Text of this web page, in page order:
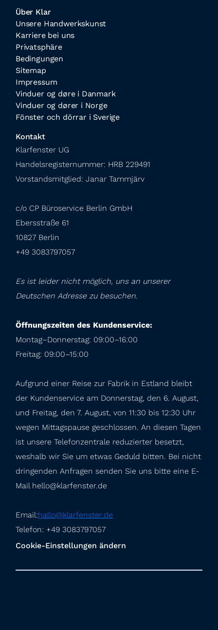
Über Klar
Unsere Handwerkskunst
Karriere bei uns
Privatsphäre
Bedingungen
Sitemap
Impressum
Vinduer og døre i Danmark
Vinduer og dører i Norge
Fönster och dörrar i Sverige
Kontakt
Klarfenster UG
Handelsregisternummer: HRB 229491
Vorstandsmitglied: Janar Tammjärv
c/o CP Büroservice Berlin GmbH
Ebersstraße 61
10827 Berlin
+49 3083797057
Es ist leider nicht möglich, uns an unserer
Deutschen Adresse zu besuchen.
Öffnungszeiten des Kundenservice:
Montag–Donnerstag: 09:00–16:00
Freitag: 09:00–15:00
Aufgrund einer Reise zur Fabrik in Estland bleibt
der Kundenservice am Donnerstag, den 6. August,
und Freitag, den 7. August, von 11:30 bis 12:30 Uhr
wegen Mittagspause geschlossen. An diesen Tagen
ist unsere Telefonzentrale reduzierter besetzt,
weshalb wir Sie um etwas Geduld bitten. Bei nicht
dringenden Anfragen senden Sie uns bitte eine E-
Mail hello@klarfenster.de
Email:hallo@klarfenster.de
Telefon: +49 3083797057
Cookie-Einstellungen ändern